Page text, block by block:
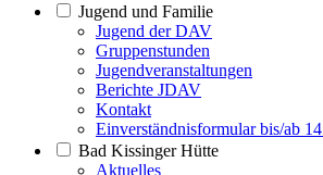
Jugend und Familie
Jugend der DAV
Gruppenstunden
Jugendveranstaltungen
Berichte JDAV
Kontakt
Einverständnisformular bis/ab 14
Bad Kissinger Hütte
Aktuelles